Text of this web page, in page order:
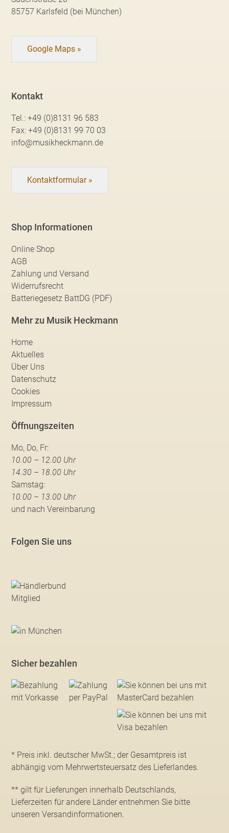
85757 Karlsfeld (bei München)
Google Maps »
Kontakt
Tel.:+49 (0)8131 96 583
Fax:+49 (0)8131 99 70 03
info@musikheckmann.de
Kontaktformular »
Shop Informationen
Online Shop
AGB
Zahlung und Versand
Widerrufsrecht
Batteriegesetz BattDG (PDF)
Mehr zu Musik Heckmann
Home
Aktuelles
Über Uns
Datenschutz
Cookies
Impressum
Öffnungszeiten
Mo, Do, Fr:
10.00 – 12.00 Uhr
14.30 – 18.00 Uhr
Samstag:
10.00 – 13.00 Uhr
und nach Vereinbarung
Folgen Sie uns
Sicher bezahlen
* Preis inkl. deutscher MwSt.; der Gesamtpreis ist
abhängig vom Mehrwertsteuersatz des Lieferlandes.
** gilt für Lieferungen innerhalb Deutschlands,
Lieferzeiten für andere Länder entnehmen Sie bitte
unseren Versandinformationen.